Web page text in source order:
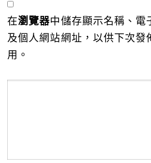
在瀏覽器中儲存顯示名稱、電
及個人網站網址，以供下次發
用。